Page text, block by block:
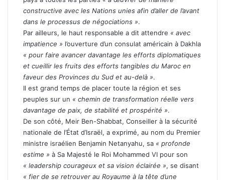
constructive avec les Nations unies afin d’aller de l’avant
dans le processus de négociations ».
Par ailleurs, le haut responsable a dit attendre « avec
impatience » l’ouverture d’un consulat américain à Dakhla
« pour faire avancer davantage les efforts diplomatiques
et cueillir les fruits des efforts tangibles du Maroc en
faveur des Provinces du Sud et au-delà ».
Il est grand temps de placer toute la région et ses
peuples sur un « chemin de transformation réelle vers
davantage de paix, de stabilité et prospérité ».
De son côté, Meir Ben-Shabbat, Conseiller à la sécurité
nationale de l’État d’Israël, a exprimé, au nom du Premier
ministre israélien Benjamin Netanyahu, sa « profonde
estime » à Sa Majesté le Roi Mohammed VI pour son
« leadership courageux et sa vision éclairée », se disant
« fier de se retrouver au Royaume à la tête d’une